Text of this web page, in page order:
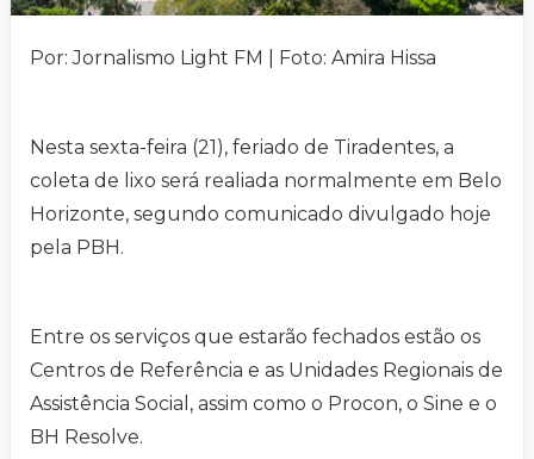
Por: Jornalismo Light FM | Foto: Amira Hissa
Nesta sexta-feira (21), feriado de Tiradentes, a
coleta de lixo será realiada normalmente em Belo
Horizonte, segundo comunicado divulgado hoje
pela PBH.
Entre os serviços que estarão fechados estão os
Centros de Referência e as Unidades Regionais de
Assistência Social, assim como o Procon, o Sine e o
BH Resolve.